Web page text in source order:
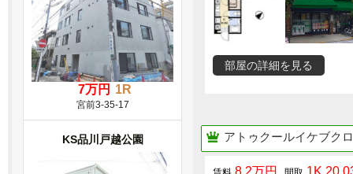
部屋の詳細を見る
アトゥクールイケブク
8.2万円 1K
7万円 1R
宮前3-35-17
KS品川戸越公園